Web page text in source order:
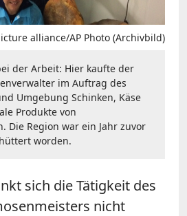
alliance/AP Photo (Archivbild)
der Arbeit: Hier kaufte der
im Auftrag des
Umgebung Schinken, Käse
Produkte von
Die Region war ein Jahr zuvor
worden.
sich die Tätigkeit des
nicht